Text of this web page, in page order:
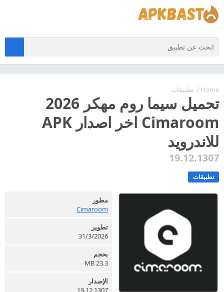
Home
/ تطبيقات
تحميل سيما روم مهكر 2026
Cimaroom اخر اصدار APK
للاندرويد
19.12.1307
تطبيقات
مطور
Cimaroom
تطوير
31/3/2026
بحجم
23.3 MB
الإصدار
19.12.1307